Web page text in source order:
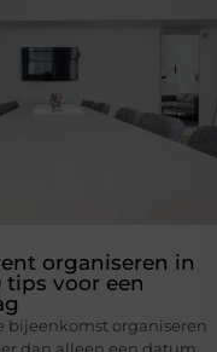
organiseren in
tips voor een
bijeenkomst organiseren